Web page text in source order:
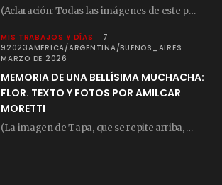
(Aclaración: Todas las imágenes de este posteo fueron tomadas de Bloghemia.com, y todos los…
MIS TRABAJOS Y DÍAS
7
92023AMERICA/ARGENTINA/BUENOS_AIRES
MARZO DE 2026
MEMORIA DE UNA BELLÍSIMA MUCHACHA:
FLOR. TEXTO Y FOTOS POR AMILCAR
MORETTI
(La imagen de Tapa, que se repite arriba, fue compuesta por Amilcar Moretti el viernes…